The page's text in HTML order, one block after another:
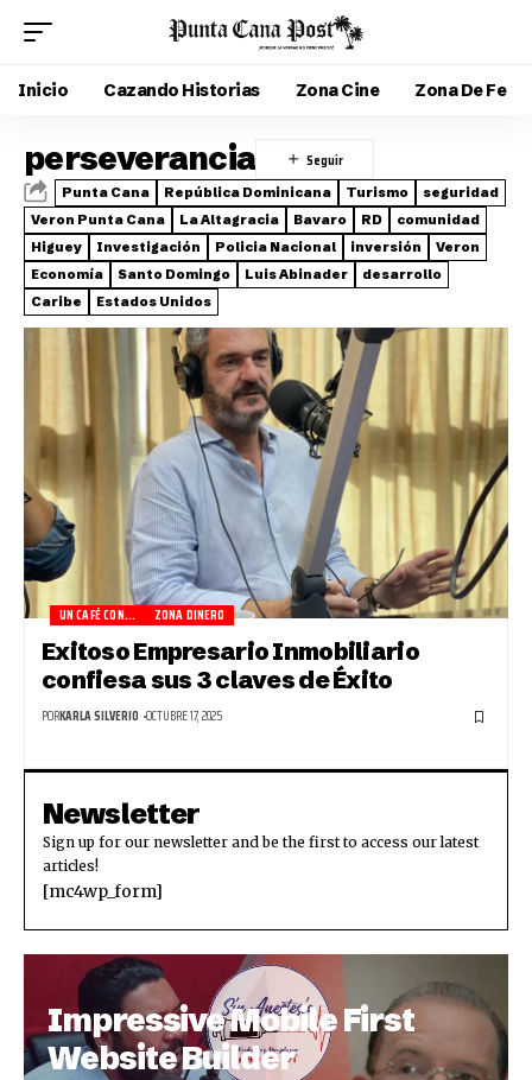
Inicio Cazando Historias Zona Cine Zona De Fe
perseverancia
Punta Cana República Dominicana Turismo
seguridad
Veron Punta Cana
La Altagracia Bavaro RD
comunidad
Higuey
Investigación Policia Nacional inversión
Veron
Economía
Santo Domingo Luis Abinader
desarrollo
Caribe
Estados Unidos
UN CAFÉ CON... ZONA DINERO
Exitoso Empresario Inmobiliario
confiesa sus 3 claves de Éxito
PORKARLA SILVERIO OCTUBRE 17, 2025
Newsletter
Sign up for our newsletter and be the first to access our latest
articles!
[mc4wp_form]
Impressive Mobile First
Website Builder